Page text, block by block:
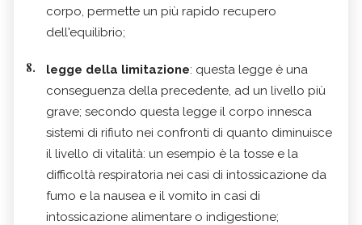
corpo, permette un più rapido recupero
dell'equilibrio;
legge della limitazione: questa legge è una
conseguenza della precedente, ad un livello più
grave; secondo questa legge il corpo innesca
sistemi di rifiuto nei confronti di quanto diminuisce
il livello di vitalità: un esempio è la tosse e la
difficoltà respiratoria nei casi di intossicazione da
fumo e la nausea e il vomito in casi di
intossicazione alimentare o indigestione;